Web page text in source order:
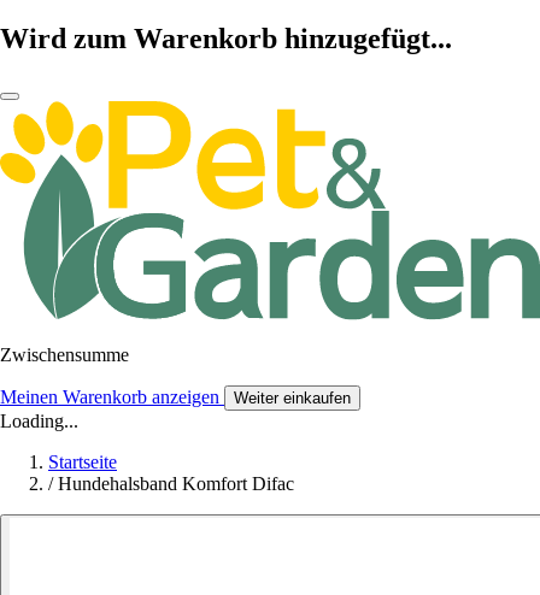
Wird zum Warenkorb hinzugefügt...
Zwischensumme
Meinen Warenkorb anzeigen Weiter einkaufen
Loading...
Startseite
/ Hundehalsband Komfort Difac